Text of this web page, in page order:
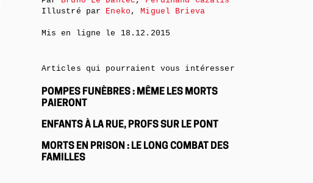
Illustré par Eneko ,Miguel Brieva
Mis en ligne le 18.12.2015
Articles qui pourraient vous intéresser
POMPES FUNÈBRES : MÊME LES MORTS
PAIERONT
ENFANTS À LA RUE, PROFS SUR LE PONT
MORTS EN PRISON : LE LONG COMBAT DES
FAMILLES